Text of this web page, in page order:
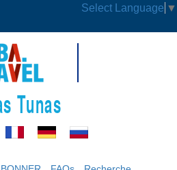
Select Language ▼
Tunas